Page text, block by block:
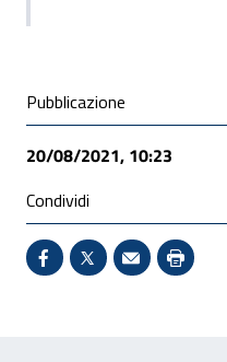
Condivisione social
Pubblicazione
20/08/2021, 10:23
Condividi
Condividi su
X - SitoInvio Mail: